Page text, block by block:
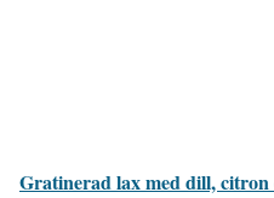
Gratinerad lax med dill, citron